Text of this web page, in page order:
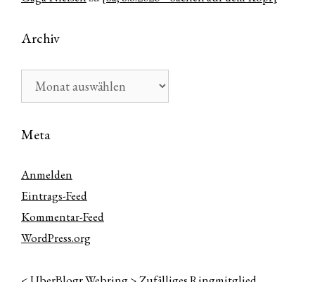
Archiv
Meta
Anmelden
Eintrags-Feed
Kommentar-Feed
WordPress.org